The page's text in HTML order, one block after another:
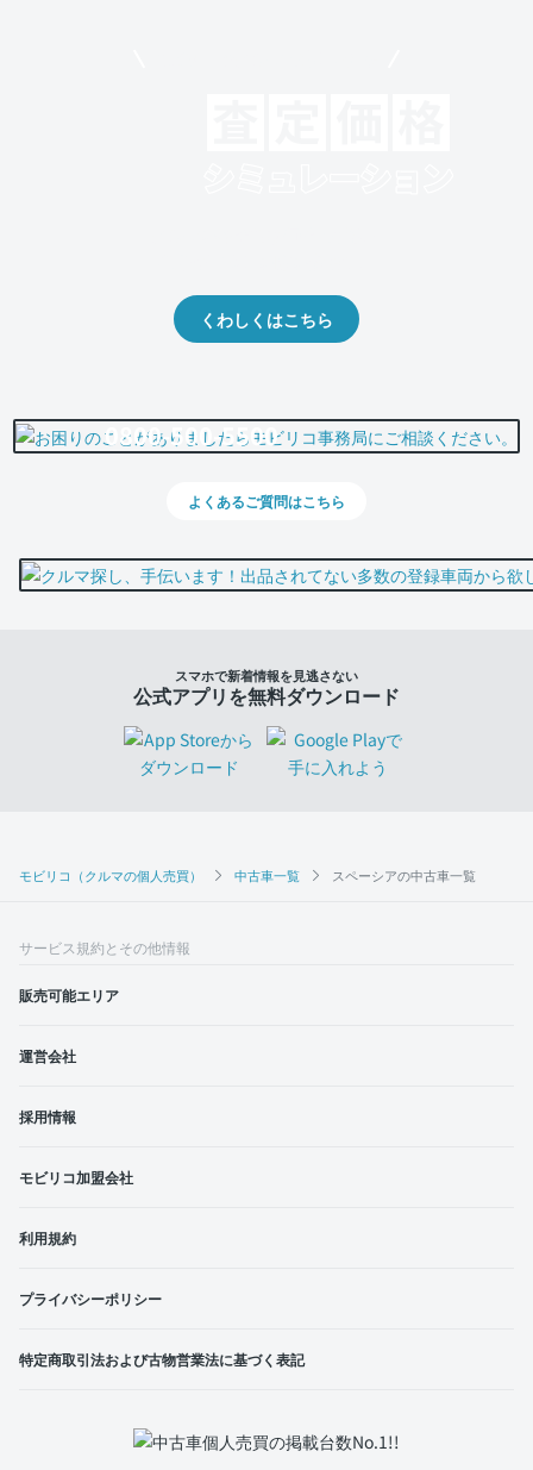
モビリコ（クルマの個人売買） 中古車一覧 スペーシアの中古車一覧
くわしくはこちら
0800-500-5500
よくあるご質問はこちら
スマホで新着情報を見逃さない
公式アプリを無料ダウンロード
サービス規約とその他情報
販売可能エリア
運営会社
採用情報
モビリコ加盟会社
利用規約
プライバシーポリシー
特定商取引法および古物営業法に基づく表記